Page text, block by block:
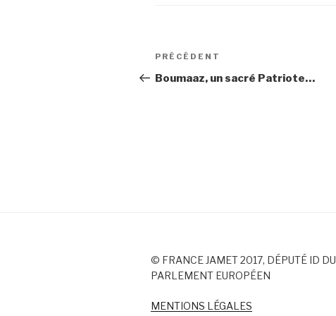
Navigation
de
Article
précédent
PRÉCÉDENT
Boumaaz, un sacré Patriote…
© FRANCE JAMET 2017, DÉPUTÉ ID DU
PARLEMENT EUROPÉEN
MENTIONS LÉGALES